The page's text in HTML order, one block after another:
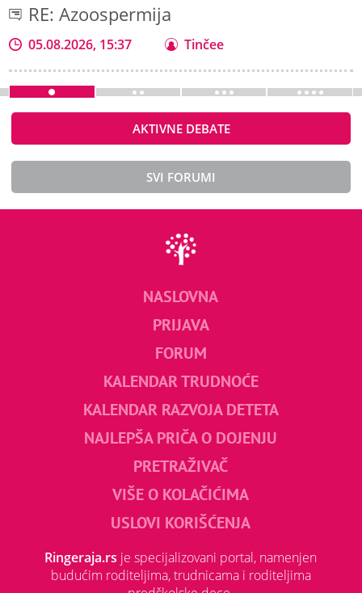
RE: Azoospermija
05.08.2026, 15:37 Tinčee
AKTIVNE DEBATE
SVI FORUMI
NASLOVNA
PRIJAVA
FORUM
KALENDAR TRUDNOĆE
KALENDAR RAZVOJA DETETA
NAJLEPŠA PRIČA O DOJENJU
PRETRAŽIVAČ
VIŠE O KOLAČIĆIMA
USLOVI KORIŠĆENJA
Ringeraja.rs je specijalizovani portal, namenjen
budućim roditeljima, trudnicama i roditeljima